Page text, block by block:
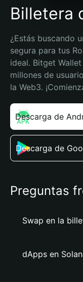
Billetera
¿Estás buscando
segura para tus
ideal. Bitget
millones de
la Web3.
Descarga de
Descarga de
Preguntas
Swap en la
dApps en